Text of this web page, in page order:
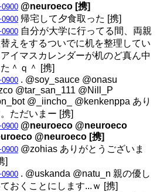
@neuroeco [携]
帰宅して夕食取った [携]
自分が大学に行ってる間、両親
えをするついでに机を整理してい
イマスカレンダーが机のど真ん中
＾ｑ＾ [携]
. @soy_sauce @onasu
@tar_san_111 @Nill_P
@_iincho_ @kenkenppa あり
ただいまー [携]
@neuroeco @neuroeco
@neuroeco [携]
@zohias ありがとうございま
]
. @uskanda @natu_n 親の優し
おくことにします...ｗ [携]